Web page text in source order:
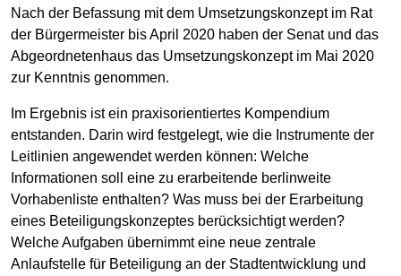
Nach der Befassung mit dem Umsetzungskonzept im Rat
der Bürgermeister bis April 2020 haben der Senat und das
Abgeordnetenhaus das Umsetzungskonzept im Mai 2020
zur Kenntnis genommen.
Im Ergebnis ist ein praxisorientiertes Kompendium
entstanden. Darin wird festgelegt, wie die Instrumente der
Leitlinien angewendet werden können: Welche
Informationen soll eine zu erarbeitende berlinweite
Vorhabenliste enthalten? Was muss bei der Erarbeitung
eines Beteiligungskonzeptes berücksichtigt werden?
Welche Aufgaben übernimmt eine neue zentrale
Anlaufstelle für Beteiligung an der Stadtentwicklung und